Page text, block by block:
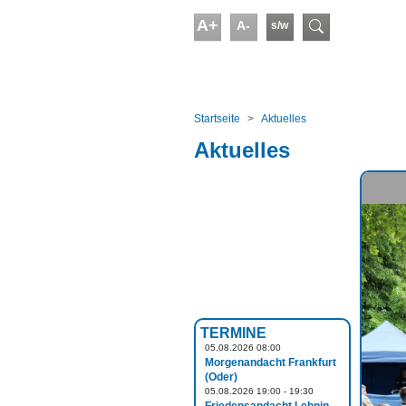
A+ A- s/w
Startseite
Aktuelles
Aktuelles
TERMINE
05.08.2026 08:00
Morgenandacht Frankfurt
(Oder)
05.08.2026 19:00 - 19:30